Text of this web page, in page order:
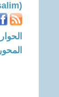
(Imad A.salim)
الحوار